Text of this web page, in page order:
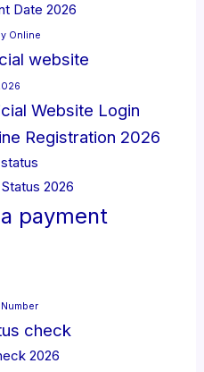
Date 2026
Online
website
Website Login
Registration 2026
2026
payment
check
2026